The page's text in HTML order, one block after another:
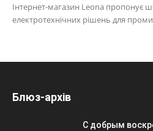
Інтернет-магазин Leona пропонує
електротехнічних рішень для
Блюз-архів
С добрым